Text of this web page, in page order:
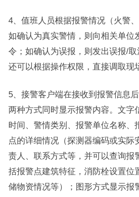
4、值班人员根据报警情况（火警
如确认为真实警情，则向相关单位
令；如确认为误报，则发出误报/
还可以根据操作权限，直接调取现
5、接警客户端在接收到报警信息
两种方式同时显示报警内容。文字
时间、警情类别、报警单位名称、
点的详细情况（探测器编码或实际
责人、联系方式等，并可以查询报
括报警点建筑特征，消防栓设置位
储物资情况等）；图形方式显示报